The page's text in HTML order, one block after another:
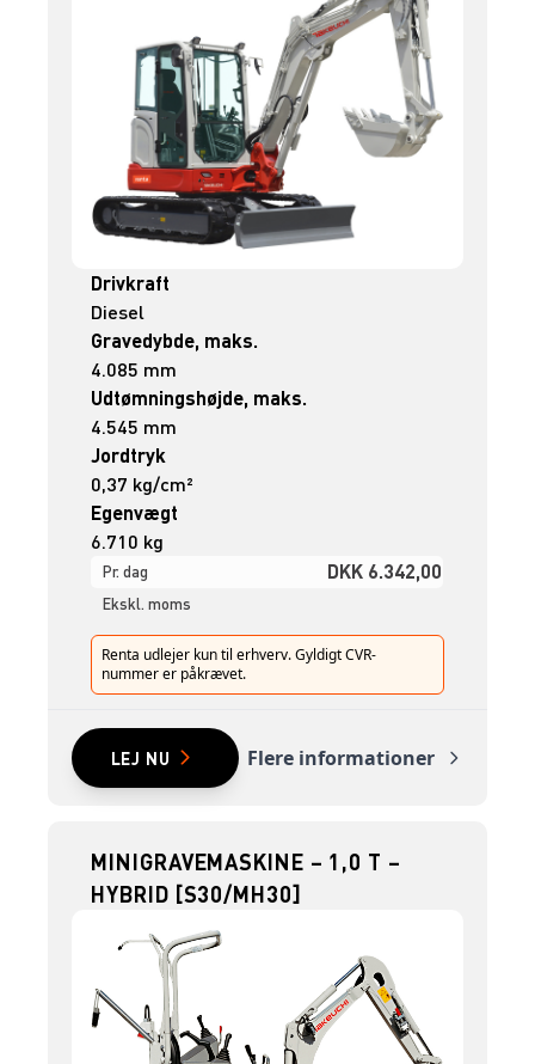
Drivkraft
Diesel
Gravedybde, maks.
4.085 mm
Udtømningshøjde, maks.
4.545 mm
Jordtryk
0,37 kg/cm²
Egenvægt
6.710 kg
Pr. dag DKK 6.342,00
Ekskl. moms
Renta udlejer kun til erhverv. Gyldigt CVR-
nummer er påkrævet.
LEJ NU Flere informationer
MINIGRAVEMASKINE – 1,0 T –
HYBRID [S30/MH30]